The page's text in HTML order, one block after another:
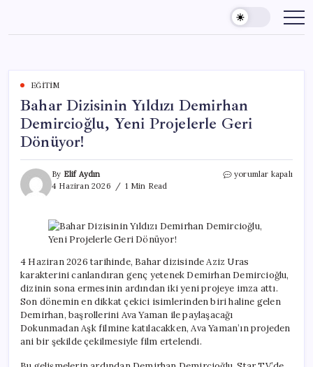
content
EĞITIM
Bahar Dizisinin Yıldızı Demirhan
Demircioğlu, Yeni Projelerle Geri
Dönüyor!
By Elif Aydın
4 Haziran 2026
1 Min Read
Bahar
Demircioğlu,
Yeni
Geri
Dönüyor!
için
yorumlar kapalı
4 Haziran 2026 tarihinde, Bahar dizisinde Aziz Uras
karakterini canlandıran genç yetenek Demirhan Demircioğlu,
dizinin sona ermesinin ardından iki yeni projeye imza attı.
Son dönemin en dikkat çekici isimlerinden biri haline gelen
Demirhan, başrollerini Ava Yaman ile paylaşacağı
Dokunmadan Aşk filmine katılacakken, Ava Yaman’ın projeden
ani bir şekilde çekilmesiyle film ertelendi.